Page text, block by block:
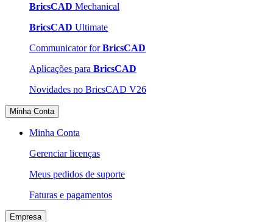
BricsCAD Mechanical
BricsCAD Ultimate
Communicator forBricsCAD
Aplicações para BricsCAD
Novidades no BricsCAD V26
Minha Conta
Minha Conta
Gerenciar licenças
Meus pedidos de suporte
Faturas e pagamentos
Empresa